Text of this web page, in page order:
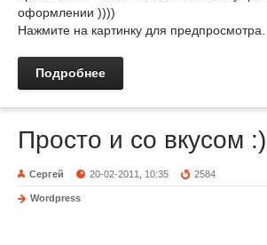
оформлении ))))
Нажмите на картинку для предпросмотра.
Подробнее
Просто и со вкусом
Сергей 20-02-2011, 10:35 2584
Wordpress